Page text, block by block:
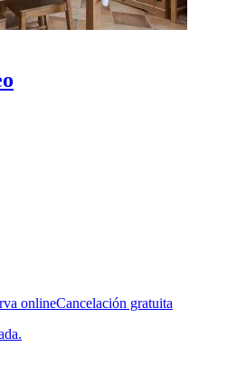
onlineCancelación gratuita